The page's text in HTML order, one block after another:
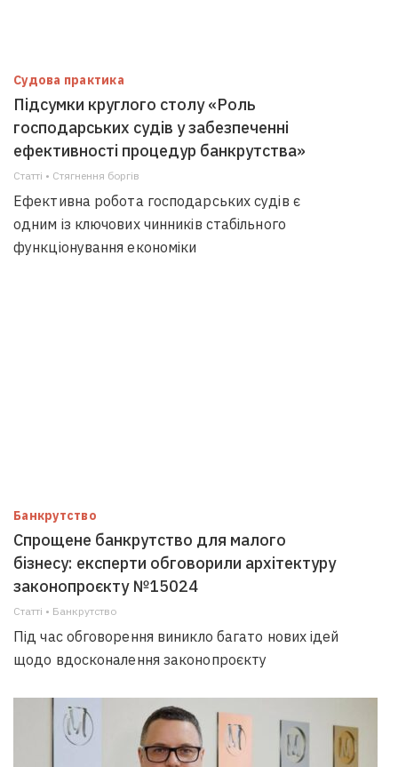
Судова практика
Підсумки круглого столу «Роль
господарських судів у забезпеченні
ефективності процедур банкрутства»
Статті • Стягнення боргiв
Ефективна робота господарських судів є
одним із ключових чинників стабільного
функціонування економіки
Банкрутство
Спрощене банкрутство для малого
бізнесу: експерти обговорили архітектуру
законопроєкту №15024
Статті • Банкрутство
Під час обговорення виникло багато нових ідей
щодо вдосконалення законопроєкту